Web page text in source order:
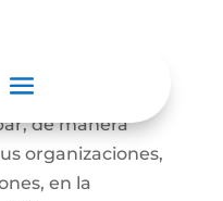
y el deber de
de manera
organizaciones,
en la